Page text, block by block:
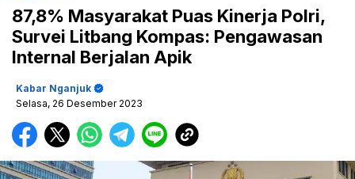
87,8% Masyarakat Puas Kinerja Polri,
Survei Litbang Kompas: Pengawasan
Internal Berjalan Apik
Kabar Nganjuk
Selasa, 26 Desember 2023